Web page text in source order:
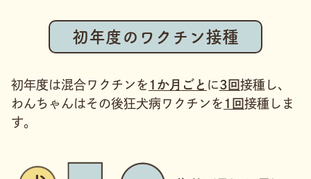
初年度のワクチン接種
初年度は混合ワクチンを 1か月ごと に3回接種し、
わんちゃんはその後狂犬病ワクチンを 1回接種しま
す。